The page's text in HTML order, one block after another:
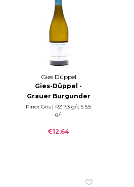
Gies Düppel
Gies-Düppel -
Grauer Burgunder
trocken CALCIT
2025
Pinot Gris | RZ 7,3 g/l; S 5,5
g/l
€12,64